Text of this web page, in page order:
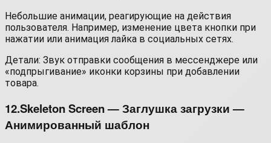
Небольшие анимации, реагирующие на действия
пользователя. Например, изменение цвета кнопки при
нажатии или анимация лайка в социальных сетях.
Детали: Звук отправки сообщения в мессенджере или
«подпрыгивание» иконки корзины при добавлении
товара.
12.Skeleton Screen — Заглушка загрузки —
Анимированный шаблон